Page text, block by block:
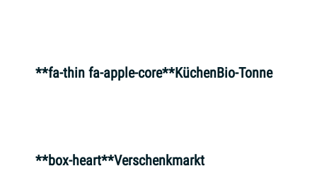
**fa-thin fa-apple-core**KüchenBio-Tonne
**box-heart**Verschenkmarkt